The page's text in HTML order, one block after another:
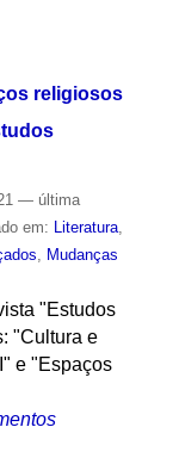
religiosos
— última
em: Literatura,
, Mudanças
"Estudos
"Cultura e
e "Espaços